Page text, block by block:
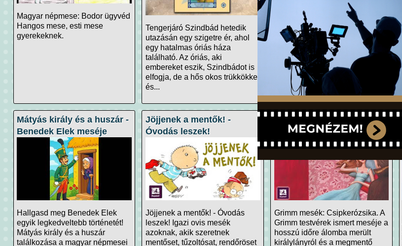
Magyar népmese: Bodor ügyvéd
Hangos mese, esti mese
gyerekeknek.
Tengerjáró Szindbád hetedik
utazásán egy szigetre ér, ahol
egy hatalmas óriás háza
található. Az óriás, aki
embereket eszik, Szindbádot is
elfogja, de a hős okos trükkökkel
és...
Alice Csodaországban egy
klasszikus mese, melyben a
kíváncsi Alice egy nyúl üregén
keresztül egy különös világba,
Csodaországba kerül. Itt minden
furcsa és logikátlan: beszélő...
Mátyás király és a huszár -
Benedek Elek meséje
Hallgasd meg Benedek Elek
egyik legkedveltebb történetét!
Mátyás király és a huszár
találkozása a magyar népmesei
Jöjjenek a mentők! -
Óvodás leszek!
Jöjjenek a mentők! - Óvodás
leszek! Igazi ovis mesék
azoknak, akik szeretnek
mentőset, tűzoltósat, rendőröset
Grimm mesék:
Csipkerózsika
Grimm mesék: Csipkerózsika. A
Grimm testvérek ismert meséje a
hosszú időre álomba merült
királylányról és a megmentő